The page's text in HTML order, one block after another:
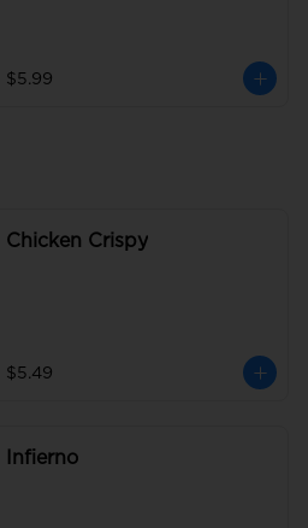
$5.99
Chicken Crispy
$5.49
Infierno